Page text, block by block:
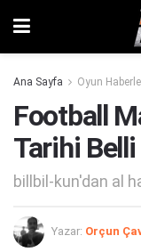
Ana Sayfa Oyun
Football
Tarihi Belli
billbil-kun'dan al
Yazar: Orçun